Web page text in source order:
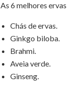
As 6 melhores
Chás de ervas.
Ginkgo biloba.
Brahmi.
Aveia verde.
Ginseng.